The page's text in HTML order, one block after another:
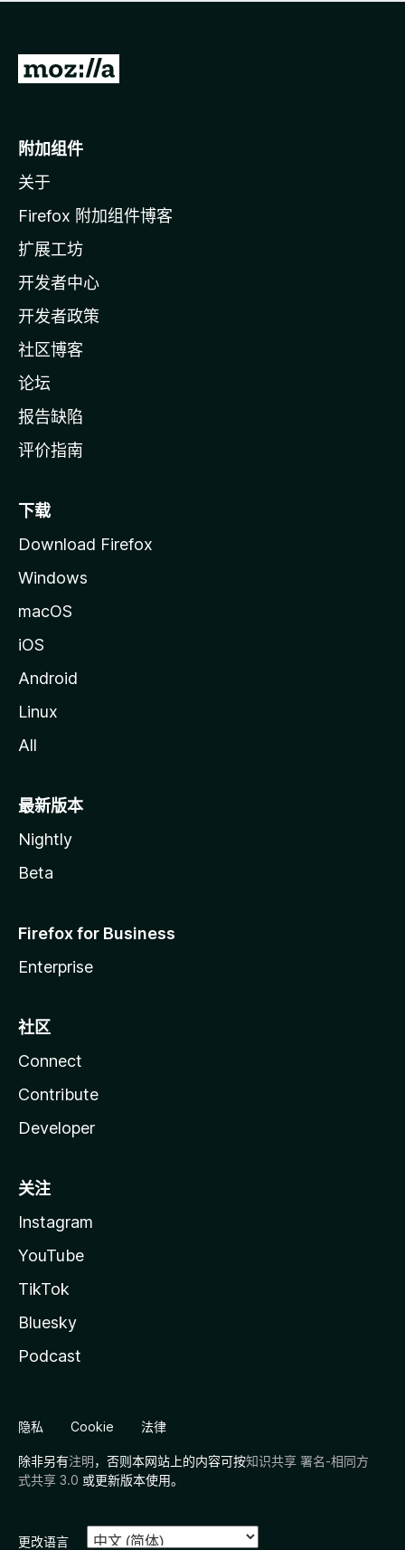
转
o
i
l
a
主
页
附加组件
关于
Firefox 附加组件博客
扩展工坊
开发者中心
开发者政策
社区博客
论坛
报告缺陷
评价指南
下载
Download Firefox
Windows
macOS
iOS
Android
Linux
All
最新版本
Nightly
Beta
Firefox for Business
Enterprise
社区
Connect
Contribute
Developer
关注
Instagram
YouTube
TikTok
Bluesky
Podcast
隐私 Cookie 法律
除非另有注明，否则本网站上的内容可按知识共享 署名-相同方
式共享 3.0 或更新版本使用。
更改语言